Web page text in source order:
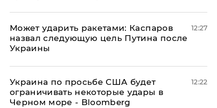
Может ударить ракетами: Каспаров
назвал следующую цель Путина после
Украины
12:27
Украина по просьбе США будет
ограничивать некоторые удары в
Черном море - Bloomberg
12:22